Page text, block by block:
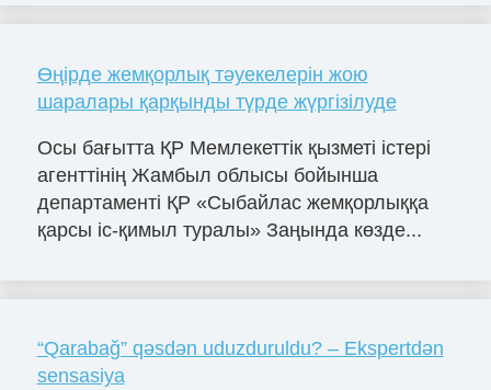
Өңірде жемқорлық тәуекелерін жою
шаралары қарқынды түрде жүргізілуде
Осы бағытта ҚР Мемлекеттік қызметі істері
агенттінің Жамбыл облысы бойынша
департаменті ҚР «Сыбайлас жемқорлыққа
қарсы іс-қимыл туралы» Заңында көзде...
“Qarabağ” qəsdən uduzduruldu? – Ekspertdən
sensasiya